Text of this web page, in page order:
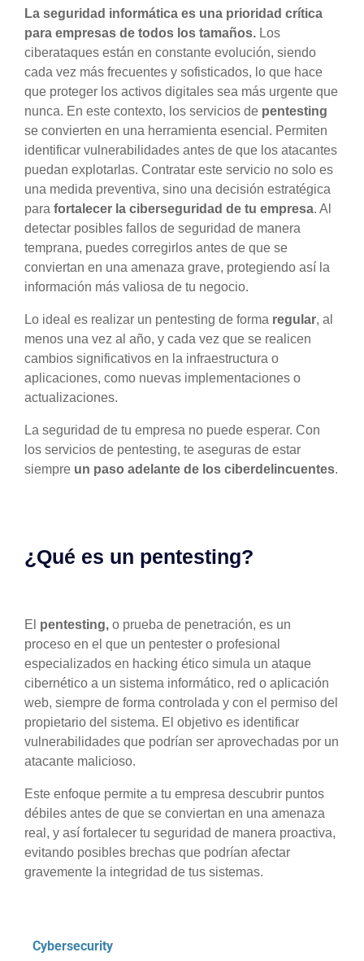
La seguridad informática es una prioridad crítica
para empresas de todos los tamaños. Los
ciberataques están en constante evolución, siendo
cada vez más frecuentes y sofisticados, lo que hace
que proteger los activos digitales sea más urgente que
nunca. En este contexto, los servicios de pentesting
se convierten en una herramienta esencial. Permiten
identificar vulnerabilidades antes de que los atacantes
puedan explotarlas. Contratar este servicio no solo es
una medida preventiva, sino una decisión estratégica
para fortalecer la ciberseguridad de tu empresa. Al
detectar posibles fallos de seguridad de manera
temprana, puedes corregirlos antes de que se
conviertan en una amenaza grave, protegiendo así la
información más valiosa de tu negocio.
Lo ideal es realizar un pentesting de forma regular, al
menos una vez al año, y cada vez que se realicen
cambios significativos en la infraestructura o
aplicaciones, como nuevas implementaciones o
actualizaciones.
La seguridad de tu empresa no puede esperar. Con
los servicios de pentesting, te aseguras de estar
siempre un paso adelante de los ciberdelincuentes.
¿Qué es un pentesting?
El pentesting, o prueba de penetración, es un
proceso en el que un pentester o profesional
especializados en hacking ético simula un ataque
cibernético a un sistema informático, red o aplicación
web, siempre de forma controlada y con el permiso del
propietario del sistema. El objetivo es identificar
vulnerabilidades que podrían ser aprovechadas por un
atacante malicioso.
Este enfoque permite a tu empresa descubrir puntos
débiles antes de que se conviertan en una amenaza
real, y así fortalecer tu seguridad de manera proactiva,
evitando posibles brechas que podrían afectar
gravemente la integridad de tus sistemas.
Cybersecurity